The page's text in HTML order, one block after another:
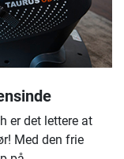
er det lettere at
Med den frie